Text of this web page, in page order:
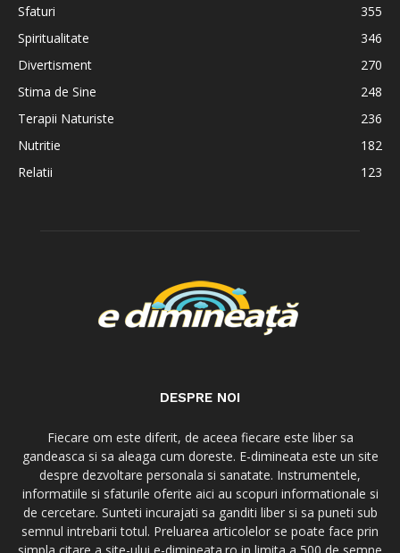
Sfaturi
355
Spiritualitate
346
Divertisment
270
Stima de Sine
248
Terapii Naturiste
236
Nutritie
182
Relatii
123
DESPRE NOI
Fiecare om este diferit, de aceea fiecare este liber sa
gandeasca si sa aleaga cum doreste. E-dimineata este un site
despre dezvoltare personala si sanatate. Instrumentele,
informatiile si sfaturile oferite aici au scopuri informationale si
de cercetare. Sunteti incurajati sa ganditi liber si sa puneti sub
semnul intrebarii totul. Preluarea articolelor se poate face prin